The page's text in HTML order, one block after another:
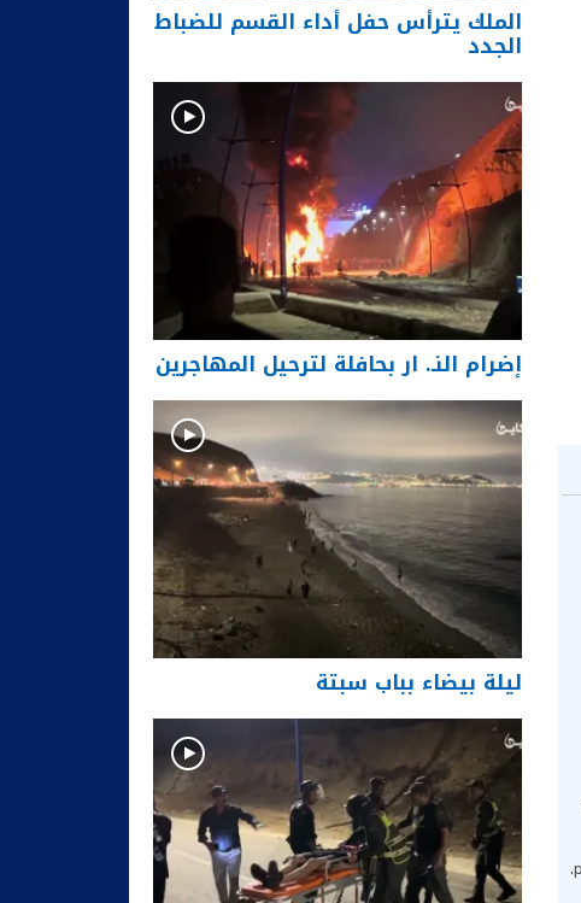
.
الملك يترأس حفل أداء القسم للضباط
الجدد
إضرام النـ. ار بحافلة لترحيل المهاجرين
ليلة بيضاء بباب سبتة